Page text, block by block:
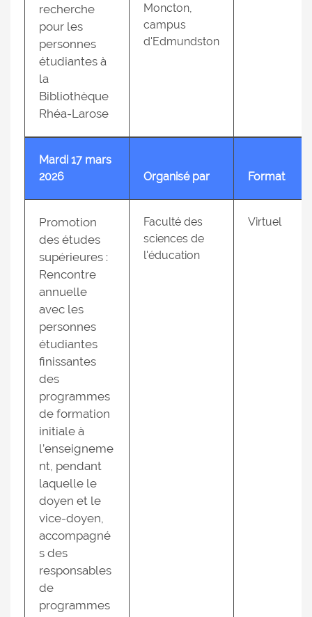
recherche
pour les
personnes
étudiantes à
la
Bibliothèque
Rhéa-Larose
Moncton,
campus
d'Edmundston
Mardi 17 mars
2026
Organisé par Format
Promotion
des études
supérieures :
Rencontre
annuelle
avec les
personnes
étudiantes
finissantes
des
programmes
de formation
initiale à
l’enseigneme
nt, pendant
laquelle le
doyen et le
vice-doyen,
accompagné
s des
responsables
de
programmes
Faculté des
sciences de
l'éducation
Virtuel